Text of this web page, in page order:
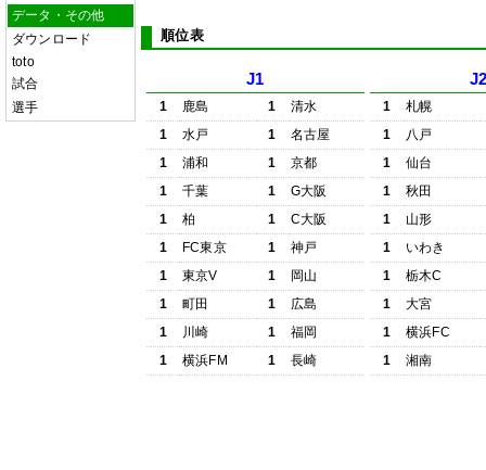
データ・その他
ダウンロード
toto
試合
選手
順位表
J1
1 鹿島 1
清水
1
水戸 1
名古屋
1
浦和 1
京都
1
千葉 1
G大阪
1
柏 1
C大阪
1
FC東京 1
神戸
1
東京V 1
岡山
1
町田 1
広島
1
川崎 1
福岡
1
横浜FM 1 長崎
1
札幌
1
八戸
1
仙台
1
秋田
1
山形
1
いわき
1
栃木C
1
大宮
1
横浜FC
1
湘南